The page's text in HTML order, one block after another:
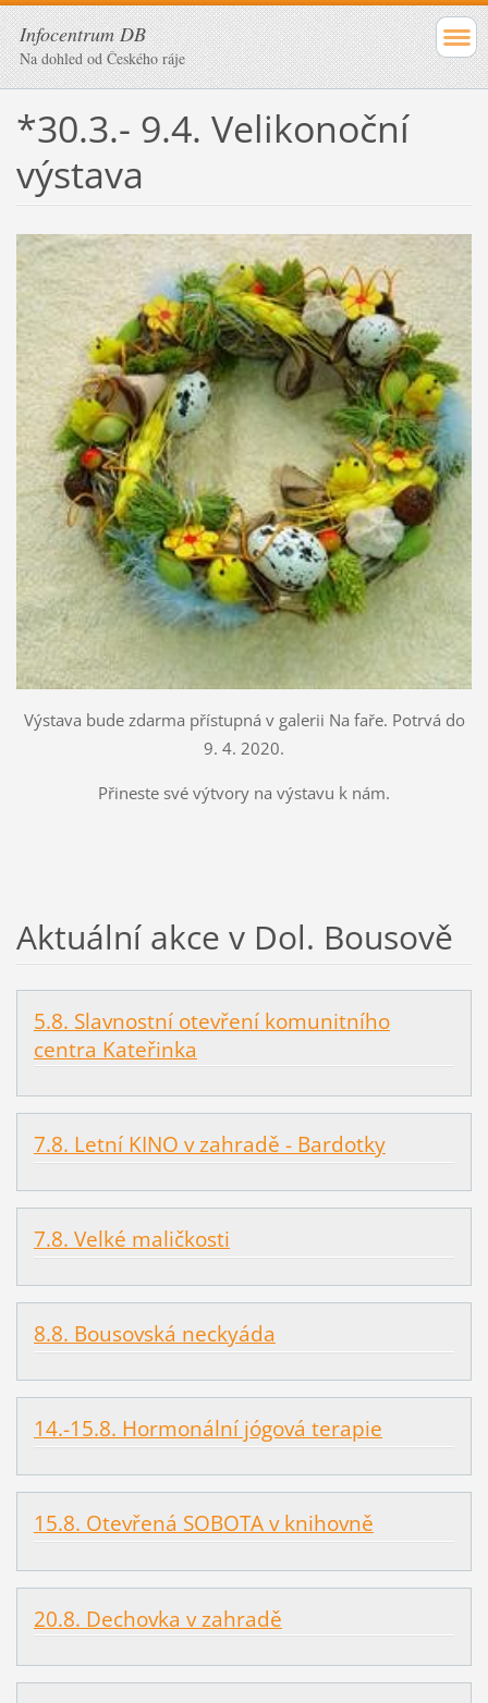
Infocentrum DB
Na dohled od Českého ráje
*30.3.- 9.4. Velikonoční
výstava
Výstava bude zdarma přístupná v galerii Na faře. Potrvá do
9. 4. 2020.
Přineste své výtvory na výstavu k nám.
Aktuální akce v Dol. Bousově
5.8. Slavnostní otevření komunitního
centra Kateřinka
7.8. Letní KINO v zahradě - Bardotky
7.8. Velké maličkosti
8.8. Bousovská neckyáda
14.-15.8. Hormonální jógová terapie
15.8. Otevřená SOBOTA v knihovně
20.8. Dechovka v zahradě